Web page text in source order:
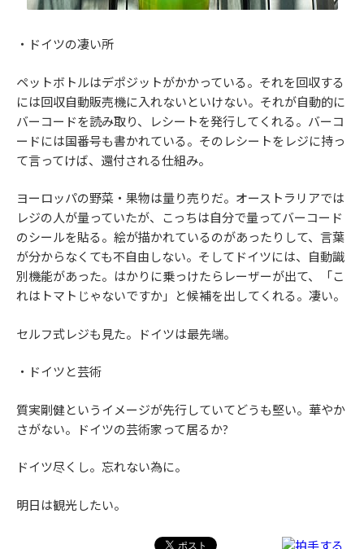
・ドイツの凄い所
ペットボトルはデポジットがかかっている。それを回収する
には回収自動販売機に入れないといけない。それが自動的に
バーコードを読み取り、レシートを発行してくれる。バーコ
ードには国番号も書かれている。そのレシートをレジに持っ
て言ってけば、還付される仕組み。
ヨーロッパの野菜・果物は量り売りだ。オーストラリアでは
レジの人が量っていたが、こっちは自分で量ってバーコード
のシールを貼る。絵が描かれているのがあったりして、言葉
が分からなくても不自由しない。そしてドイツには、自動識
別機能があった。はかりに乗っけたらレーザーが出て、「こ
れはトマトじゃないですか」と候補を出してくれる。凄い。
セルフ式レジも見た。ドイツは最先端。
・ドイツと芸術
質実剛健というイメージが先行していてどうも堅い。華やか
さがない。ドイツの芸術家って居るか?
ドイツ尽くし。忘れない為に。
明日は観光したい。